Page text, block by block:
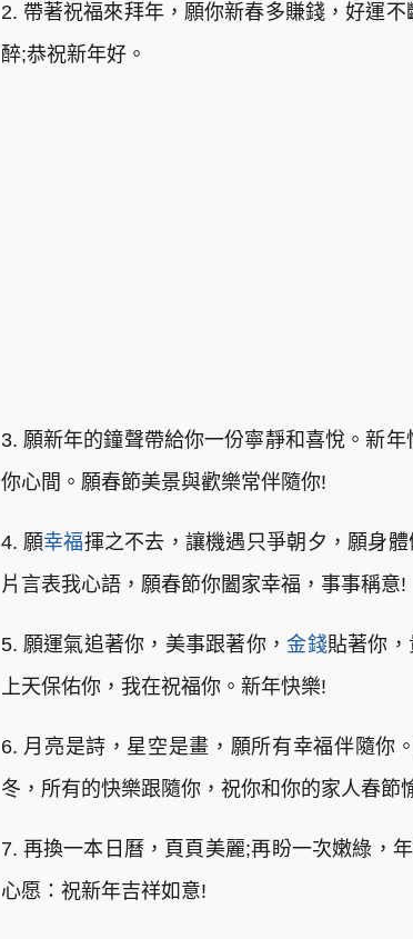
2. 帶著祝福來拜年，願你新春多賺錢，好運
醉;恭祝新年好。
3. 願新年的鐘聲帶給你一份寧靜和喜悅。新
你心間。願春節美景與歡樂常伴隨你!
4. 願幸福揮之不去，讓機遇只爭朝夕，願身
片言表我心語，願春節你闔家幸福，事事稱意!
5. 願運氣追著你，美事跟著你，金錢貼著你，
上天保佑你，我在祝福你。新年快樂!
6. 月亮是詩，星空是畫，願所有幸福伴隨你
冬，所有的快樂跟隨你，祝你和你的家人春節
7. 再換一本日曆，頁頁美麗;再盼一次嫩綠，
心愿：祝新年吉祥如意!